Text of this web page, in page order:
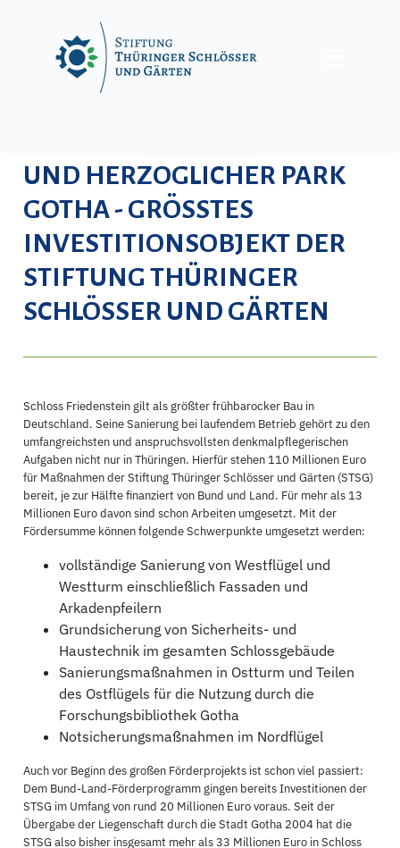
UND HERZOGLICHER PARK
GOTHA - GRÖSSTES I
NVESTITIONSOBJEKT DER S
TIFTUNG THÜRINGER S
CHLÖSSER UND GÄRTEN
Schloss Friedenstein gilt als größter frühbarocker Bau in
Deutschland. Seine Sanierung bei laufendem Betrieb gehört zu den
umfangreichsten und anspruchsvollsten denkmalpflegerischen
Aufgaben nicht nur in Thüringen. Hierfür stehen 110 Millionen Euro
für Maßnahmen der Stiftung Thüringer Schlösser und Gärten (STSG)
bereit, je zur Hälfte finanziert von Bund und Land. Für mehr als 13
Millionen Euro davon sind schon Arbeiten umgesetzt. Mit der
Fördersumme können folgende Schwerpunkte umgesetzt werden:
vollständige Sanierung von Westflügel und
Westturm einschließlich Fassaden und
Arkadenpfeilern
Grundsicherung von Sicherheits- und
Haustechnik im gesamten Schlossgebäude
Sanierungsmaßnahmen in Ostturm und Teilen
des Ostflügels für die Nutzung durch die
Forschungsbibliothek Gotha
Notsicherungsmaßnahmen im Nordflügel
Auch vor Beginn des großen Förderprojekts ist schon viel passiert:
Dem Bund-Land-Förderprogramm gingen bereits Investitionen der
STSG im Umfang von rund 20 Millionen Euro voraus. Seit der
Übergabe der Liegenschaft durch die Stadt Gotha 2004 hat die
STSG also bisher insgesamt mehr als 33 Millionen Euro in Schloss